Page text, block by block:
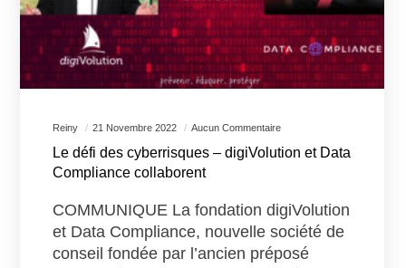
Reiny 21 Novembre 2022 Aucun Commentaire
Le défi des cyberrisques – digiVolution et Data
Compliance collaborent
COMMUNIQUE La fondation digiVolution
et Data Compliance, nouvelle société de
conseil fondée par l’ancien préposé